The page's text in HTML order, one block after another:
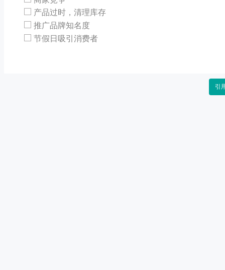
产品过时，清理库存
推广品牌知名度
节假日吸引消费者
引